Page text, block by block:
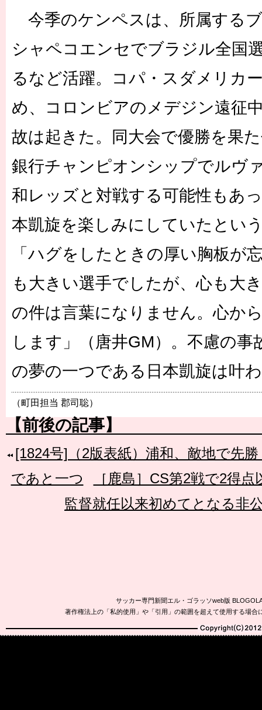
今季のケンペスは、所属する
シャペコエンセでブラジル全国
るなど活躍。コパ・スダメリカ
め、コロンビアのメデジン遠征
故は起きた。同大会で優勝を果
銀行チャンピオンシップでルヴ
和レッズと対戦する可能性もあ
本凱旋を楽しみにしていたとい
「ハグをしたときの厚い胸板が
も大きい選手でしたが、心も大
の件は言葉になりません。心か
します」（唐井GM）。不慮の
の夢の一つである日本凱旋は叶
（町田担当 郡司聡）
【前後の記事】
[1824号]（2版表紙）浦和、敵地で先
であと一つ
［鹿島］CS第2戦で2得
監督就任以来初めてとなる非
サッカー専門新聞エル・ゴラッソweb版
著作権法上の「私的使用」や「引用」の範囲を超えて使用する場
Copyright(C)2010-